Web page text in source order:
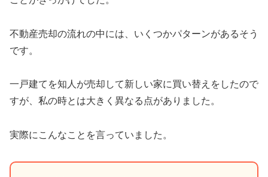
不動産売却の流れの中には、いくつかパターンがあるそう
です。
一戸建てを知人が売却して新しい家に買い替えをしたので
すが、私の時とは大きく異なる点がありました。
実際にこんなことを言っていました。